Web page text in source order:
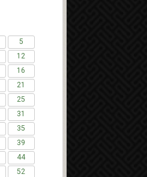
5
12
16
21
25
31
35
39
44
52